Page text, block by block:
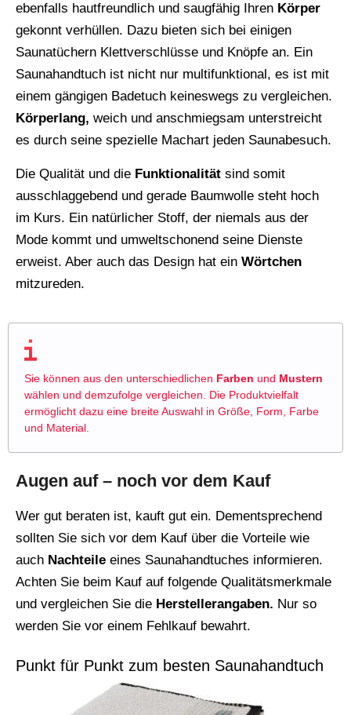
ebenfalls hautfreundlich und saugfähig Ihren Körper
gekonnt verhüllen. Dazu bieten sich bei einigen
Saunatüchern Klettverschlüsse und Knöpfe an. Ein
Saunahandtuch ist nicht nur multifunktional, es ist mit
einem gängigen Badetuch keineswegs zu vergleichen.
Körperlang, weich und anschmiegsam unterstreicht
es durch seine spezielle Machart jeden Saunabesuch.
Die Qualität und die Funktionalität sind somit
ausschlaggebend und gerade Baumwolle steht hoch
im Kurs. Ein natürlicher Stoff, der niemals aus der
Mode kommt und umweltschonend seine Dienste
erweist. Aber auch das Design hat ein Wörtchen
mitzureden.
Sie können aus den unterschiedlichen Farben und Mustern
wählen und demzufolge vergleichen. Die Produktvielfalt
ermöglicht dazu eine breite Auswahl in Größe, Form, Farbe
und Material.
Augen auf – noch vor dem Kauf
Wer gut beraten ist, kauft gut ein. Dementsprechend
sollten Sie sich vor dem Kauf über die Vorteile wie
auch Nachteile eines Saunahandtuches informieren.
Achten Sie beim Kauf auf folgende Qualitätsmerkmale
und vergleichen Sie die Herstellerangaben. Nur so
werden Sie vor einem Fehlkauf bewahrt.
Punkt für Punkt zum besten Saunahandtuch